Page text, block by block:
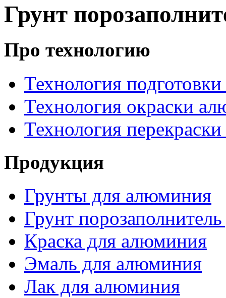
Грунт
Про технологию
Технология
Технология окраски
Технология
Продукция
Грунты для алюминия
Грунт
Краска для алюминия
Эмаль для алюминия
Лак для алюминия